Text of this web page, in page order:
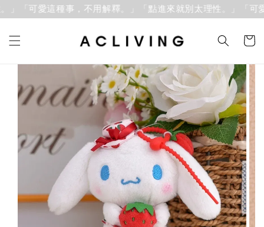
「可愛這種事，不用解釋。」 「點進來就別太理性。」「可